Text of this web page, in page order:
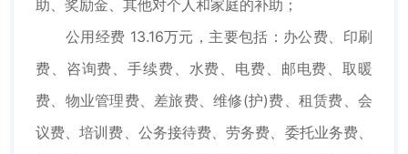
助、奖励金、其他对个人和家庭的补助；
公用经费 13.16万元，主要包括：办公费、印刷
费、咨询费、手续费、水费、电费、邮电费、取暖
费、物业管理费、差旅费、维修(护)费、租赁费、会
议费、培训费、公务接待费、劳务费、委托业务费、